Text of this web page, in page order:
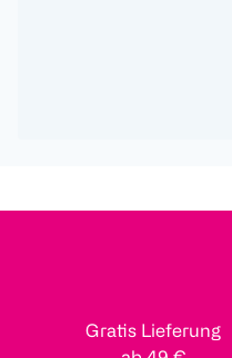
Gratis Lieferung